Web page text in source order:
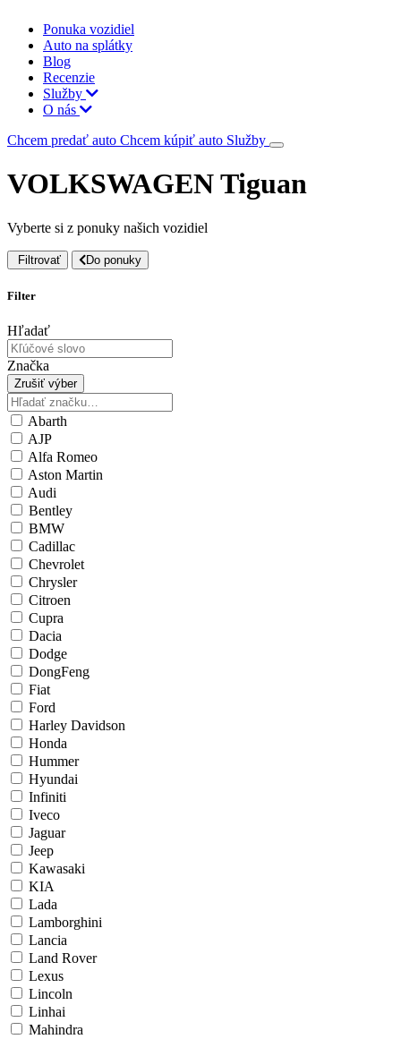
Ponuka vozidiel
Auto na splátky
Blog
Recenzie
Služby
O nás
Chcem predať auto Chcem kúpiť auto Služby
VOLKSWAGEN Tiguan
Vyberte si z ponuky našich vozidiel
Filtrovať Do ponuky
Filter
Hľadať
Značka
Zrušiť výber
Abarth
AJP
Alfa Romeo
Aston Martin
Audi
Bentley
BMW
Cadillac
Chevrolet
Chrysler
Citroen
Cupra
Dacia
Dodge
DongFeng
Fiat
Ford
Harley Davidson
Honda
Hummer
Hyundai
Infiniti
Iveco
Jaguar
Jeep
Kawasaki
KIA
Lada
Lamborghini
Lancia
Land Rover
Lexus
Lincoln
Linhai
Mahindra